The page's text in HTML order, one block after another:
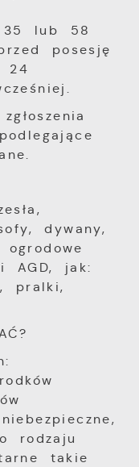
lub 58
posesję
24
dywany,
AGD, jak:
pralki,
rodzaju
takie
pliki cookies
do
na
oraz
przeglądanej
usług.
pośredników
mediów